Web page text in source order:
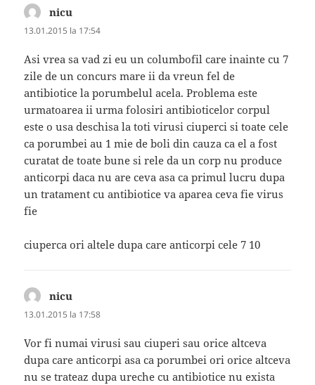
nicu
13.01.2015 la 17:54
Asi vrea sa vad zi eu un columbofil care inainte cu 7
zile de un concurs mare ii da vreun fel de
antibiotice la porumbelul acela. Problema este
urmatoarea ii urma folosiri antibioticelor corpul
este o usa deschisa la toti virusi ciuperci si toate cele
ca porumbei au 1 mie de boli din cauza ca el a fost
curatat de toate bune si rele da un corp nu produce
anticorpi daca nu are ceva asa ca primul lucru dupa
un tratament cu antibiotice va aparea ceva fie virus
fie
ciuperca ori altele dupa care anticorpi cele 7 10
nicu
13.01.2015 la 17:58
Vor fi numai virusi sau ciuperi sau orice altceva
dupa care anticorpi asa ca porumbei ori orice altceva
nu se trateaz dupa ureche cu antibiotice nu exista